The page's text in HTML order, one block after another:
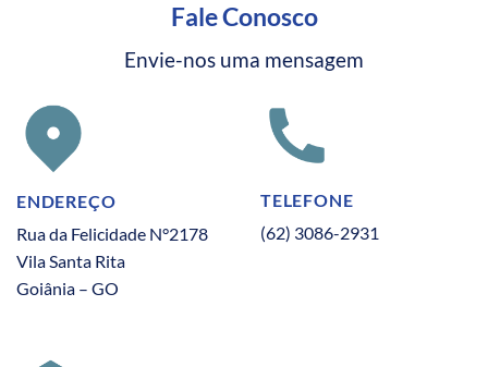
Fale Conosco
Envie-nos uma mensagem
ENDEREÇO
Rua da Felicidade N°2178
Vila Santa Rita
Goiânia – GO
TELEFONE
(62) 3086-2931